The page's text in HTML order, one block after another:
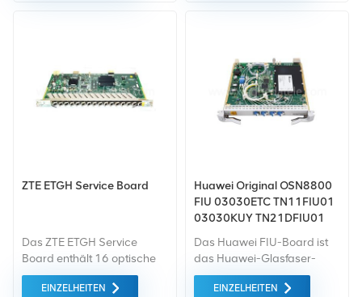
Standard. Wir kaufen nur
dies wird zum
bestmöglichen Preis
angeboten.
Green-Market-Geräte der
Preis angeboten.
ZTE ETGH Service Board
Das ZTE ETGH Service
Board enthält 16 optische
Ports für den Anschluss von
Teilnehmern Geräte über
EINZELHEITEN
Huawei Original OSN8800
FIU 03030ETC TN11FIU01
03030KUY TN21DFIU01
Das Huawei FIU-Board ist
das Huawei-Glasfaser-
Leitungsschnittstellenboard
TN13FIU WDM-Ausrüstung.
EINZELHEITEN